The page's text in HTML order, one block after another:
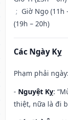
; Giờ Ngọ (11h
(19h – 20h)
Các Ngày Kỵ
Phạm phải ngày:
- Nguyệt Kỵ:
thiệt, nữa là đi